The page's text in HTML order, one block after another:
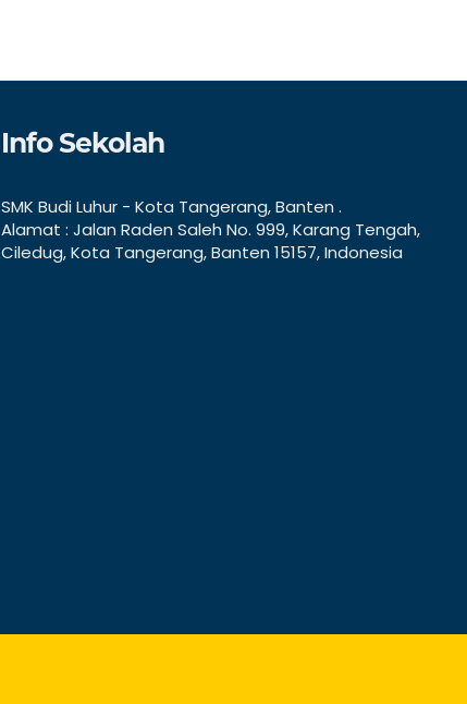
Info Sekolah
SMK Budi Luhur - Kota Tangerang, Banten .
Alamat : Jalan Raden Saleh No. 999, Karang Tengah,
Ciledug, Kota Tangerang, Banten 15157, Indonesia